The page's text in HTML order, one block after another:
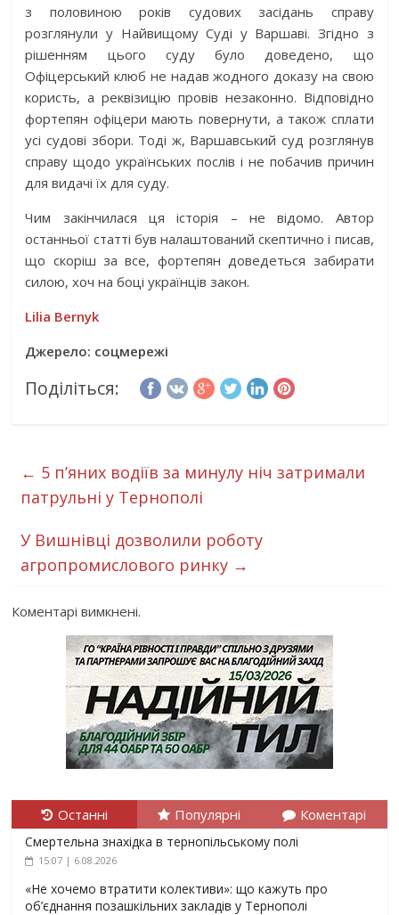
з половиною років судових засідань справу
розглянули у Найвищому Суді у Варшаві. Згідно з
рішенням цього суду було доведено, що
Офіцерський клюб не надав жодного доказу на свою
користь, а реквізицію провів незаконно. Відповідно
фортепян офіцери мають повернути, а також сплати
усі судові збори. Тоді ж, Варшавський суд розглянув
справу щодо українських послів і не побачив причин
для видачі їх для суду.
Чим закінчилася ця історія – не відомо. Автор
останньої статті був налаштований скептично і писав,
що скоріш за все, фортепян доведеться забирати
силою, хоч на боці українців закон.
Lilia Bernyk
Джерело: соцмережі
Поділіться:
← 5 п’яних водіїв за минулу ніч затримали
патрульні у Тернополі
У Вишнівці дозволили роботу
агропромислового ринку →
Коментарі вимкнені.
Останні Популярні Коментарі
Смертельна знахідка в тернопільському полі
15:07 | 6.08.2026
«Не хочемо втратити колективи»: що кажуть про
об’єднання позашкільних закладів у Тернополі